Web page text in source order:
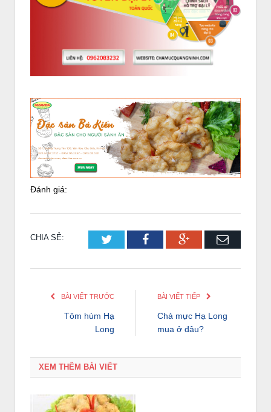
Đánh giá:
CHIA SẺ: TwitterFacebookGoogle+Email
BÀI VIẾT TRƯỚC
Tôm hùm Hạ
Long
BÀI VIẾT TIẾP
Chả mực Hạ Long
mua ở đâu?
XEM THÊM BÀI VIẾT